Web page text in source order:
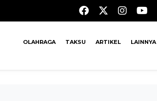
OLAHRAGA TAKSU ARTIKEL LAINNYA